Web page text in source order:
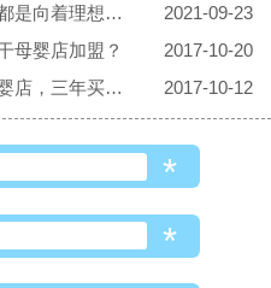
现在的每一份努力和拼搏，都是向着理想的生活迈进，勇敢向前吧！
2021-09-23
母婴店加盟？
2017-10-20
一根筋的上班族辞职加盟母婴店，三年买车房
2017-10-12
*
*